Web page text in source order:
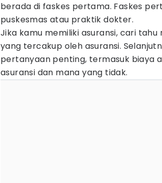
berada di faskes pertama. Faskes
puskesmas atau praktik dokter.
Jika kamu memiliki asuransi, cari
yang tercakup oleh asuransi.
pertanyaan penting, termasuk biaya
asuransi dan mana yang tidak.